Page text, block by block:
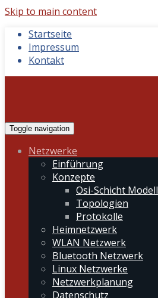
Skip to main content
Startseite
Impressum
Kontakt
Toggle navigation
Netzwerke
Einführung
Konzepte
Osi-Schicht Modell
Topologien
Protokolle
Heimnetzwerk
WLAN Netzwerk
Bluetooth Netzwerk
Linux Netzwerke
Netzwerkplanung
Datenschutz